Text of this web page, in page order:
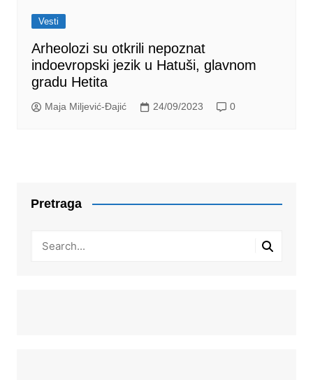
Vesti
Arheolozi su otkrili nepoznat
indoevropski jezik u Hatuši, glavnom
gradu Hetita
Maja Miljević-Đajić 24/09/2023 0
Pretraga